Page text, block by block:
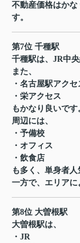
不動産価格はか
す。
第7位 千種駅
千種駅は、JR中
また、
・名古屋駅アクセ
・栄アクセス
もかなり良いです
周辺には、
・予備校
・オフィス
・飲食店
も多く、単身者人
一方で、エリアに
第8位 大曽根駅
大曽根駅は、
・JR